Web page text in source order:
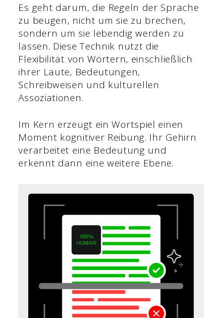
Es geht darum, die Regeln der Sprache
zu beugen, nicht um sie zu brechen,
sondern um sie lebendig werden zu
lassen. Diese Technik nutzt die
Flexibilität von Wörtern, einschließlich
ihrer Laute, Bedeutungen,
Schreibweisen und kulturellen
Assoziationen.
Im Kern erzeugt ein Wortspiel einen
Moment kognitiver Reibung. Ihr Gehirn
verarbeitet eine Bedeutung und
erkennt dann eine weitere Ebene.